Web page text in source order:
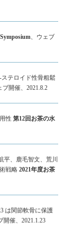
、ウェブ
テロイド性骨粗鬆
ブ開催、2021.8.2
性 第12回お茶の水
、鹿毛智文、荒川
戦略 2021年度お茶
は関節軟骨に保護
開催、2021.1.23